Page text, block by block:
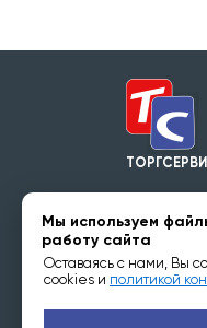
Режим работы
Мы используем
работу сайта
Оставаясь с нами, Вы
cookies и политикой